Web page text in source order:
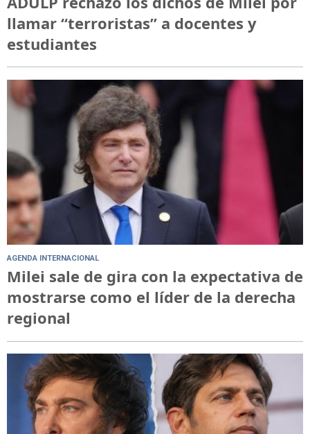
llamar “terroristas” a docentes y
estudiantes
AGENDA INTERNACIONAL
Milei sale de gira con la expectativa de
mostrarse como el líder de la derecha
regional